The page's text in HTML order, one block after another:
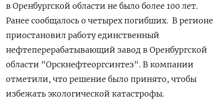
в Оренбургской области не было более 100 лет.
Ранее сообщалось о четырех погибших. В регионе
приостановил работу единственный
нефтеперерабатывающий завод в Оренбургской
области "Орскнефтеоргсинтез". В компании
отметили, что решение было принято, чтобы
избежать экологической катастрофы.